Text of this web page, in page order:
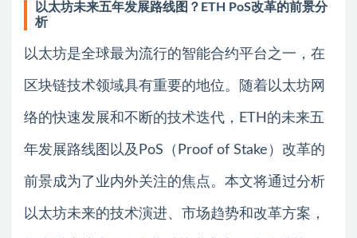
以太坊未来五年发展路线图？ETH PoS改革的前景分
析
以太坊是全球最为流行的智能合约平台之一，在
区块链技术领域具有重要的地位。随着以太坊网
络的快速发展和不断的技术迭代，ETH的未来五
年发展路线图以及PoS（Proof of Stake）改革的
前景成为了业内外关注的焦点。本文将通过分析
以太坊未来的技术演进、市场趋势和改革方案，